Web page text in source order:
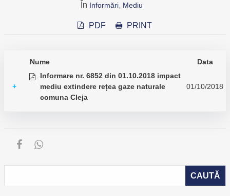
În Informări, Mediu
PDF PRINT
Nume Data
+
Informare nr. 6852 din 01.10.2018 impact
mediu extindere rețea gaze naturale
comuna Cleja
01/10/2018